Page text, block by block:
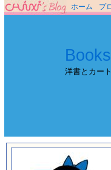
ホーム プ
洋書とカー